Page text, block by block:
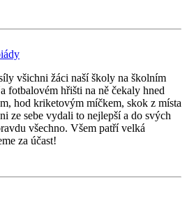
všichni žáci naší školy na školním
fotbalovém hřišti na ně čekaly hned
hod kriketovým míčkem, skok z místa
ze sebe vydali to nejlepší a do svých
všechno. Všem patří velká
za účast!